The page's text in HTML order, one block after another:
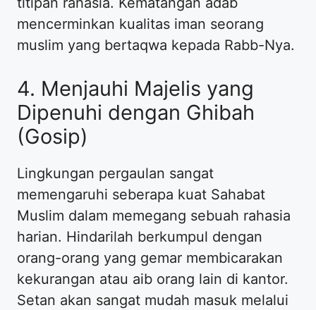
mencerminkan kualitas iman seorang
muslim yang bertaqwa kepada Rabb-Nya.
4. Menjauhi Majelis yang
Dipenuhi dengan Ghibah
(Gosip)
Lingkungan pergaulan sangat
memengaruhi seberapa kuat Sahabat
Muslim dalam memegang sebuah rahasia
harian. Hindarilah berkumpul dengan
orang-orang yang gemar membicarakan
kekurangan atau aib orang lain di kantor.
Setan akan sangat mudah masuk melalui